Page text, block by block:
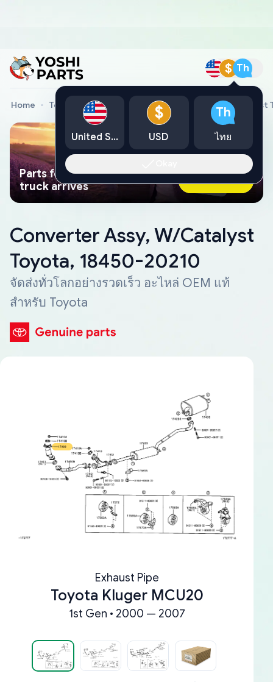
$ Th
Home Toyota Genuine Parts Converter Assy, W/Catalyst
Parts found faster than a tow
truck arrives
Ask AI Now
Converter Assy, W/Catalyst
Toyota, 18450-20210
จัดส่งทั่วโลกอย่างรวดเร็ว อะไหล่ OEM แท้
สำหรับ Toyota
Exhaust Pipe
Toyota Kluger MCU20
1st Gen • 2000 — 2007
United States
$
USD
Th
ไทย